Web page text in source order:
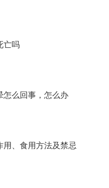
亡吗
怎么回事，怎么办
用、食用方法及禁忌